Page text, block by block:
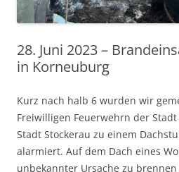
28. Juni 2023 –
in Korneuburg
Kurz nach halb 6 wurden wir
Freiwilligen Feuerwehrn der
Stadt Stockerau zu einem
alarmiert. Auf dem Dach eines
unbekannter Ursache zu